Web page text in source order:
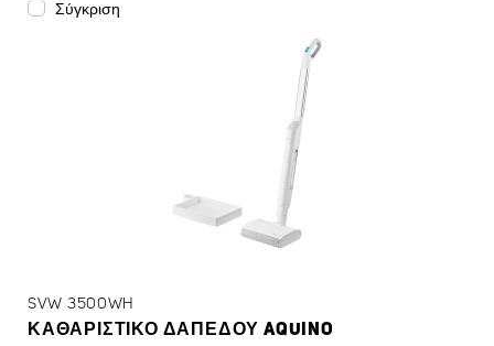
Σύγκριση
SVW 3500WH
ΚΑΘΑΡΙΣΤΙΚΌ ΔΑΠΈΔΟΥ AQUINO